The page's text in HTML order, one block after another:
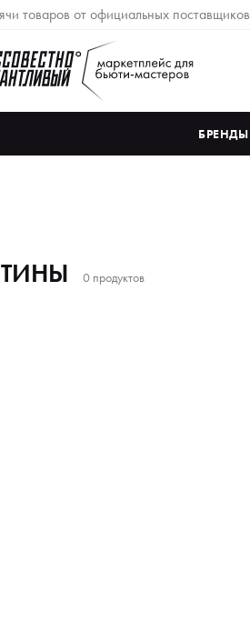
товаров от официальных поставщиков
БРЕНДЫ
0 продуктов